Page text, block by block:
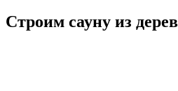
Строим сауну из